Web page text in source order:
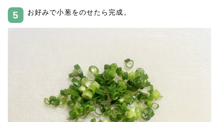
お好みで小葱をのせたら完成。